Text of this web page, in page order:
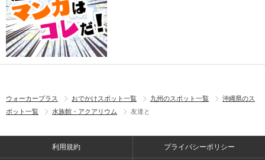
ウォーカープラス おでかけスポット一覧 九州のスポット一覧
沖縄県のス
ポット一覧
水族館・アクアリウム 友達と
利用規約 プライバシーポリシー